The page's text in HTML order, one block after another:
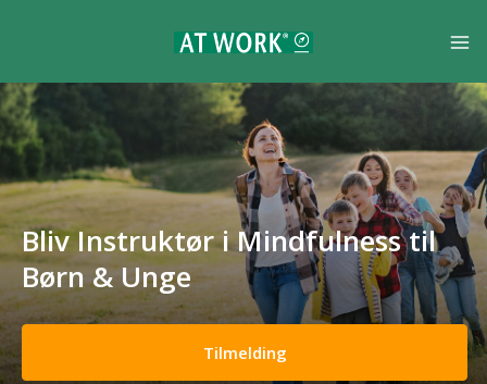
Bliv Instruktør i Mindfulness til
Børn & Unge
Tilmelding